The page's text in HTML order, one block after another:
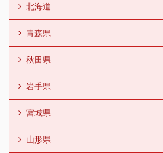
北海道
青森県
秋田県
岩手県
宮城県
山形県